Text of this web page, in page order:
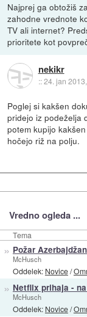
Najprej ga obtožiš
zahodne vrednote
TV ali internet?
prioritete kot
nekikr
::24. jan
Poglej si kakšen
pridejo iz podeželja
potem kupijo
hočejo riž na polju.
Vredno ogleda ...
Tema
» Požar
McHusch
Oddelek: Novice/
» Netflix prihaja -
McHusch
Oddelek: Novice/